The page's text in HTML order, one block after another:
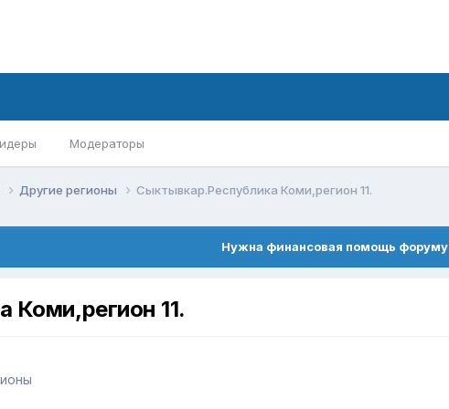
Модераторы
Другие регионы Сыктывкар.Республика Коми,регион 11.
Нужна финансовая помощь форуму
Коми,регион 11.